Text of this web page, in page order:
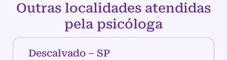
Outras localidades atendidas
pela psicóloga
Descalvado – SP